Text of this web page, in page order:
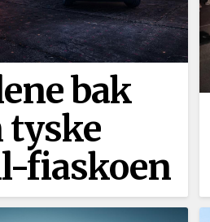
bak
tyske
fiaskoen